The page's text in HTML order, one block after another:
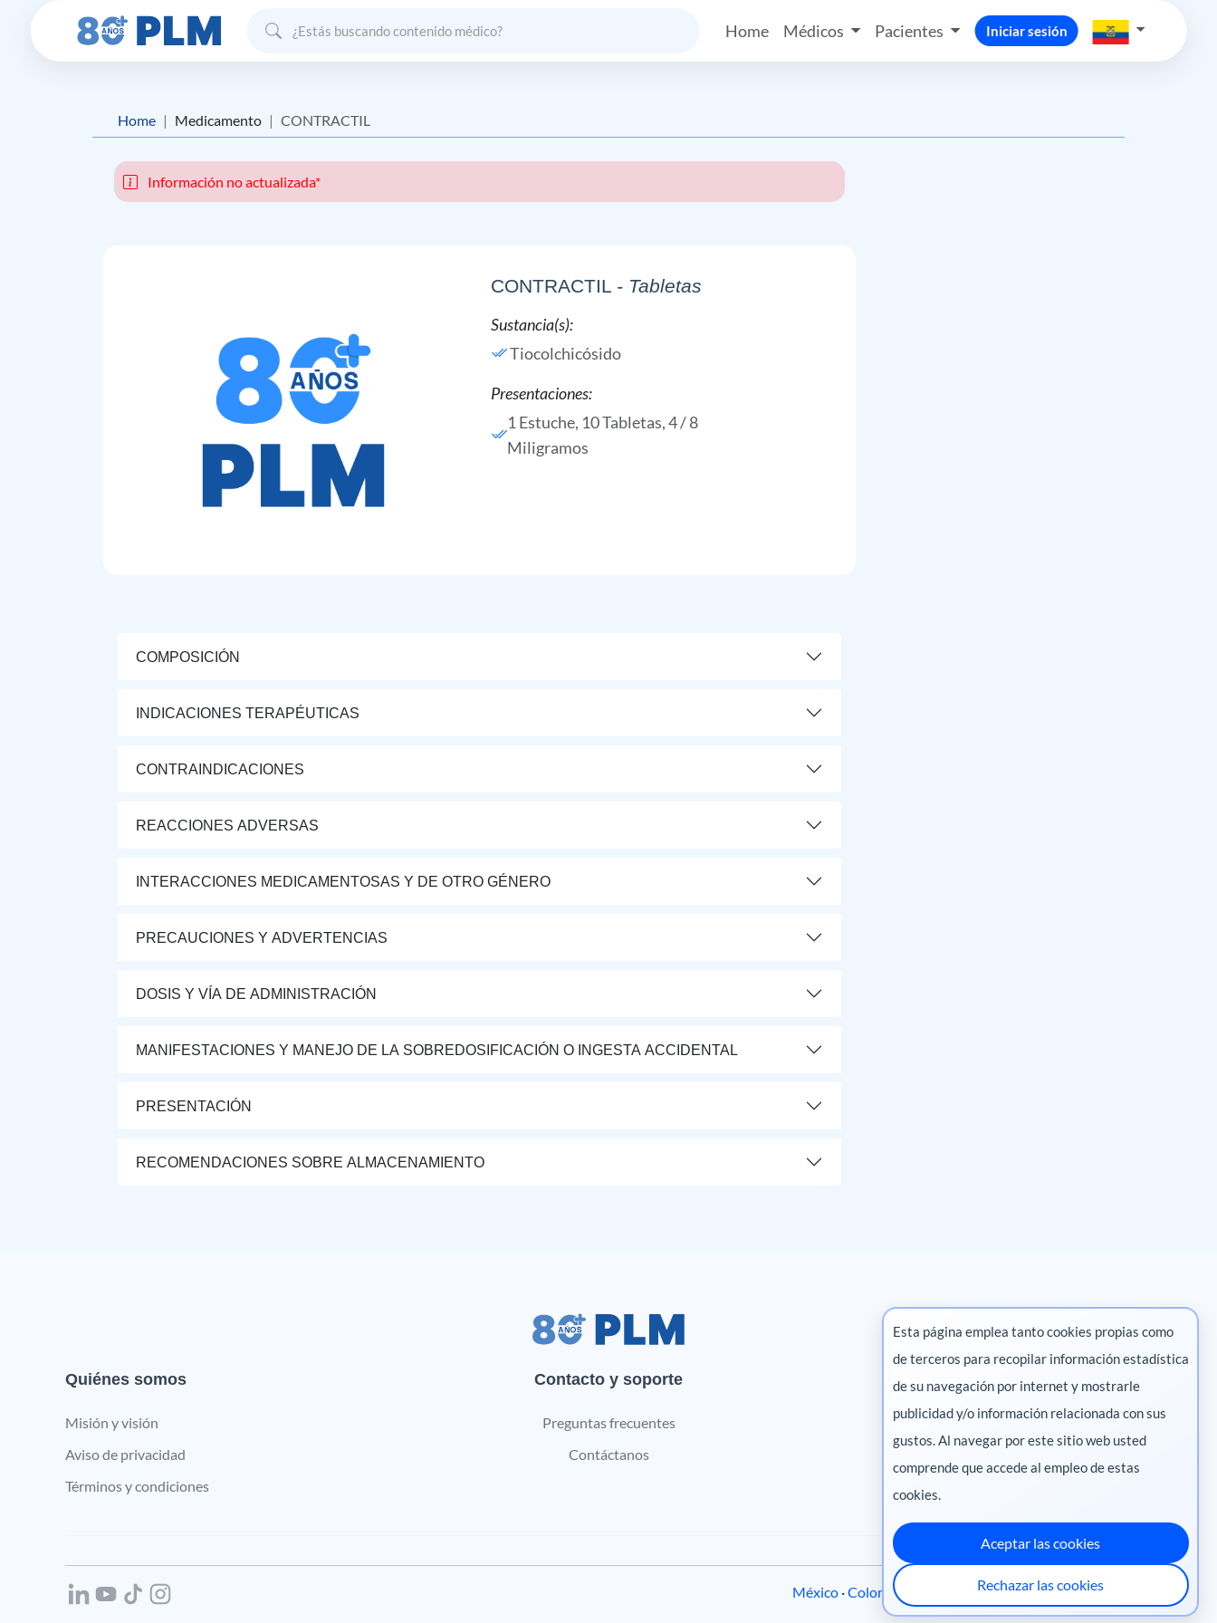
Home Médicos Pacientes Iniciar sesión
Home Medicamento CONTRACTIL
Información no actualizada*
CONTRACTIL - Tabletas
Sustancia(s):
Tiocolchicósido
Presentaciones:
1 Estuche, 10 Tabletas, 4 / 8
Miligramos
COMPOSICIÓN
INDICACIONES TERAPÉUTICAS
CONTRAINDICACIONES
REACCIONES ADVERSAS
INTERACCIONES MEDICAMENTOSAS Y DE OTRO GÉNERO
PRECAUCIONES Y ADVERTENCIAS
DOSIS Y VÍA DE ADMINISTRACIÓN
MANIFESTACIONES Y MANEJO DE LA SOBREDOSIFICACIÓN O INGESTA ACCIDENTAL
PRESENTACIÓN
RECOMENDACIONES SOBRE ALMACENAMIENTO
Quiénes somos
Misión y visión
Aviso de privacidad
Términos y condiciones
Contacto y soporte
Preguntas frecuentes
Contáctanos
Marketing digital
Pharma
México ·Colombia Perú·Centroamérica
Esta página emplea tanto cookies propias como
de terceros para recopilar información estadística
de su navegación por internet y mostrarle
publicidad y/o información relacionada con sus
gustos. Al navegar por este sitio web usted
comprende que accede al empleo de estas
cookies.
Aceptar las cookies
Rechazar las cookies